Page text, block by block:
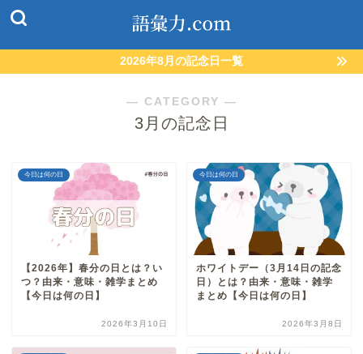
2026年8月の記念日一覧
― CATEGORY ―
3月の記念日
今日は何の日
【2026年】春分の日とは？い
つ？由来・意味・雑学まとめ
【今日は何の日】
2026年3月10日
今日は何の日
ホワイトデー（3月14日の記念
日）とは？由来・意味・雑学
まとめ【今日は何の日】
2026年3月8日